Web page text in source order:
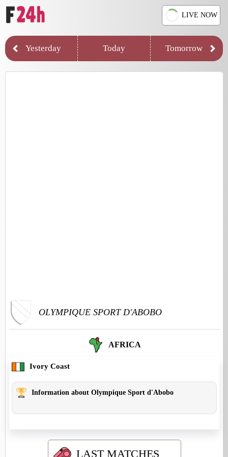
LIVE NOW
Yesterday Today Tomorrow
OLYMPIQUE SPORT D'ABOBO
AFRICA
Ivory Coast
Information about Olympique Sport d'Abobo
LAST MATCHES